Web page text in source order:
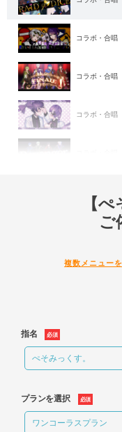
コラボ・合唱
コラボ・合唱
コラボ・合唱
【
ご
複数メニュー
指名
ぺそみっくす。
プランを選択
ワンコーラスプラン